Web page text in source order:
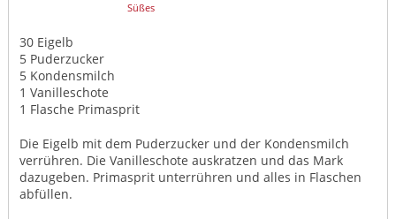
Süßes
30 Eigelb
5 Puderzucker
5 Kondensmilch
1 Vanilleschote
1 Flasche Primasprit
Die Eigelb mit dem Puderzucker und der Kondensmilch
verrühren. Die Vanilleschote auskratzen und das Mark
dazugeben. Primasprit unterrühren und alles in Flaschen
abfüllen.